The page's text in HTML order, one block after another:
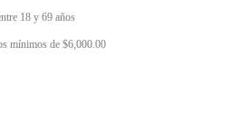
18 y 69 años
mínimos de $6,000.00